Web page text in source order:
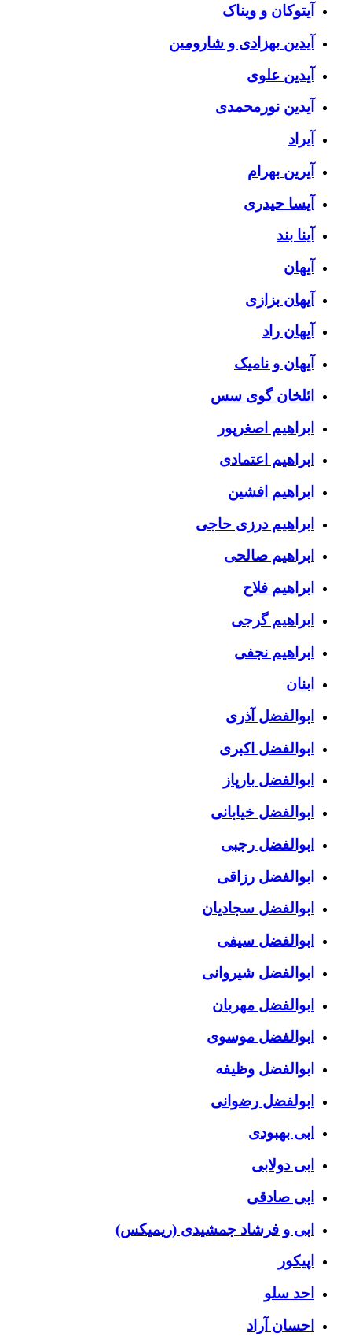
آیتوکان و ویناک
آیدین بهزادی و شارومین
آیدین علوی
آیدین نورمحمدی
آیراد
آیرین بهرام
آیسا حیدری
آینا بند
آیهان
آیهان بزازی
آیهان راد
آیهان و نامیک
ائلخان گوی سس
ابراهیم اصغرپور
ابراهیم اعتمادی
ابراهیم افشین
ابراهیم درزی حاجی
ابراهیم صالحی
ابراهیم فلاح
ابراهیم گرجی
ابراهیم نجفی
ابنان
ابوالفضل آذری
ابوالفضل اکبری
ابوالفضل بارپاز
ابوالفضل خیابانی
ابوالفضل رجبی
ابوالفضل رزاقی
ابوالفضل سجادیان
ابوالفضل سیفی
ابوالفضل شیروانی
ابوالفضل مهربان
ابوالفضل موسوی
ابوالفضل وظیفه
ابولفضل رضوانی
ابی بهبودی
ابی دولابی
ابی صادقی
ابی و فرشاد جمشیدی (ریمیکس)
اپیکور
احد سلو
احسان آراد